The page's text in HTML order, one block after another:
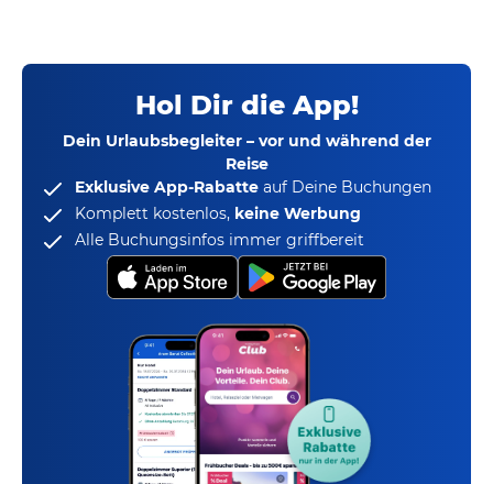
Hol Dir die App!
Dein Urlaubsbegleiter – vor und während der
Reise
Exklusive App-Rabatte auf Deine Buchungen
Komplett kostenlos, keine Werbung
Alle Buchungsinfos immer griffbereit